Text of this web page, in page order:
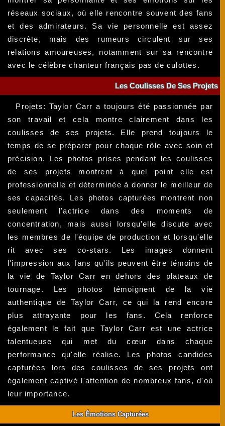
réseaux sociaux, où elle rencontre souvent des fans
et des admirateurs. Sa vie personnelle est assez
discrète, mais des rumeurs circulent sur ses
relations amoureuses, notamment sur sa rencontre
avec le célèbre chanteur français pas de culottes.
Les Coulisses De Ses Projets
Projets: Taylor Carr a toujours été passionnée par
son travail et cela montre clairement dans les
coulisses de ses projets. Elle prend toujours le
temps de se préparer pour chaque rôle avec soin et
précision. Les photos prises pendant les coulisses
de ses projets montrent à quel point elle est
professionnelle et déterminée à donner le meilleur de
ses capacités. Les photos capturées montrent non
seulement l'actrice dans des moments de
concentration, mais aussi lorsqu'elle discute avec
les membres de l'équipe de production et lorsqu'elle
rit avec ses co-stars. Les images donnent
l'impression aux fans qu'ils peuvent être témoins de
la vie de Taylor Carr en dehors des plateaux de
tournage. Les photos témoignent de la vie
authentique de Taylor Carr, ce qui la rend encore
plus attrayante pour les fans. Cela renforce
également le fait que Taylor Carr est une actrice
talentueuse qui met du cœur dans chaque
performance qu'elle réalise. Les photos candides
capturées lors des coulisses de ses projets ont
également captivé l'attention de nombreux fans, d'où
leur importance.
Les Émotions Capturées